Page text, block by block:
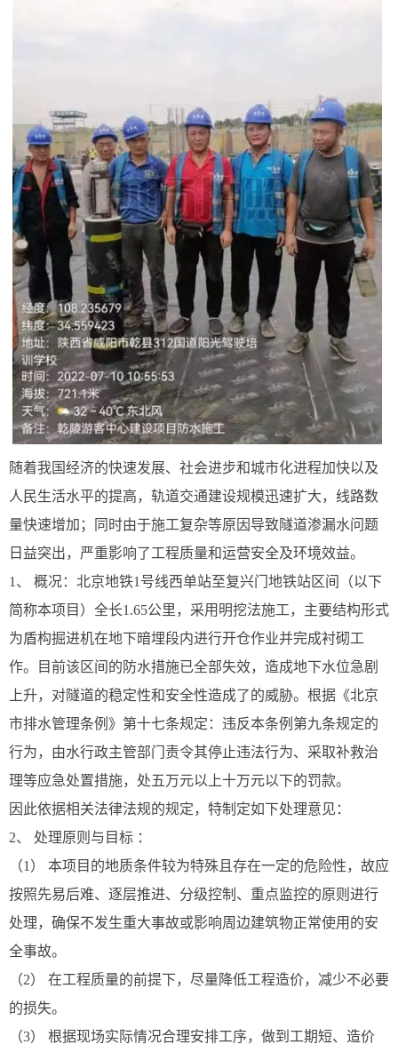
随着我国经济的快速发展、社会进步和城市化进程加快以及
人民生活水平的提高，轨道交通建设规模迅速扩大，线路数
量快速增加；同时由于施工复杂等原因导致隧道渗漏水问题
日益突出，严重影响了工程质量和运营安全及环境效益。
1、 概况：北京地铁1号线西单站至复兴门地铁站区间（以下
简称本项目）全长1.65公里，采用明挖法施工，主要结构形式
为盾构掘进机在地下暗埋段内进行开仓作业并完成衬砌工
作。目前该区间的防水措施已全部失效，造成地下水位急剧
上升，对隧道的稳定性和安全性造成了的威胁。根据《北京
市排水管理条例》第十七条规定：违反本条例第九条规定的
行为，由水行政主管部门责令其停止违法行为、采取补救治
理等应急处置措施，处五万元以上十万元以下的罚款。
因此依据相关法律法规的规定，特制定如下处理意见：
2、 处理原则与目标 ：
（1） 本项目的地质条件较为特殊且存在一定的危险性，故应
按照先易后难、逐层推进、分级控制、重点监控的原则进行
处理，确保不发生重大事故或影响周边建筑物正常使用的安
全事故。
（2） 在工程质量的前提下，尽量降低工程造价，减少不必要
的损失。
（3） 根据现场实际情况合理安排工序，做到工期短、造价